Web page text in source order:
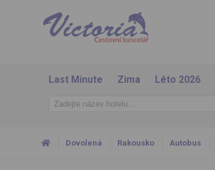
Last Minute Zima Léto 2026
Dovolená Rakousko Autobus